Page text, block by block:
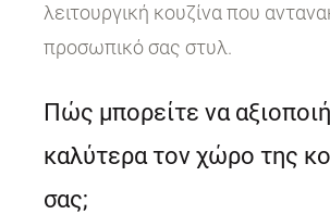
λειτουργική κουζίνα που
προσωπικό σας στυλ.
Πώς μπορείτε να
καλύτερα τον χώρο της
σας;